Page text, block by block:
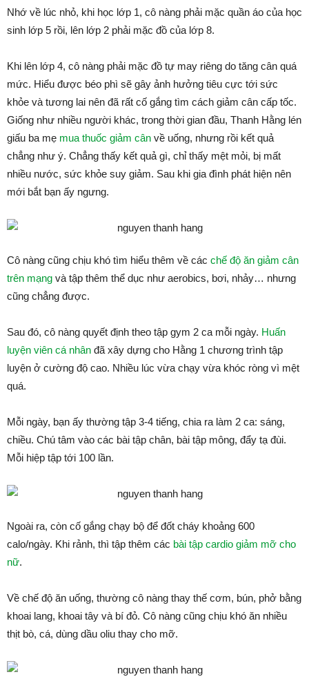
Nhớ về lúc nhỏ, khi học lớp 1, cô nàng phải mặc quần áo của học
sinh lớp 5 rồi, lên lớp 2 phải mặc đồ của lớp 8.
Khi lên lớp 4, cô nàng phải mặc đồ tự may riêng do tăng cân quá
mức. Hiểu được béo phì sẽ gây ảnh hưởng tiêu cực tới sức
khỏe và tương lai nên đã rất cố gắng tìm cách giảm cân cấp tốc.
Giống như nhiều người khác, trong thời gian đầu, Thanh Hằng lén
giấu ba mẹ mua thuốc giảm cân về uống, nhưng rồi kết quả
chẳng như ý. Chẳng thấy kết quả gì, chỉ thấy mệt mỏi, bị mất
nhiều nước, sức khỏe suy giảm. Sau khi gia đình phát hiện nên
mới bắt bạn ấy ngưng.
Cô nàng cũng chịu khó tìm hiểu thêm về các chế độ ăn giảm cân
trên mạng và tập thêm thể dục như aerobics, bơi, nhảy… nhưng
cũng chẳng được.
Sau đó, cô nàng quyết định theo tập gym 2 ca mỗi ngày. Huấn
luyện viên cá nhân đã xây dựng cho Hằng 1 chương trình tập
luyện ở cường độ cao. Nhiều lúc vừa chạy vừa khóc ròng vì mệt
quá.
Mỗi ngày, bạn ấy thường tập 3-4 tiếng, chia ra làm 2 ca: sáng,
chiều. Chú tâm vào các bài tập chân, bài tập mông, đẩy tạ đùi.
Mỗi hiệp tập tới 100 lần.
Ngoài ra, còn cố gắng chạy bộ để đốt cháy khoảng 600
calo/ngày. Khi rảnh, thì tập thêm các bài tập cardio giảm mỡ cho
nữ.
Về chế độ ăn uống, thường cô nàng thay thế cơm, bún, phở bằng
khoai lang, khoai tây và bí đỏ. Cô nàng cũng chịu khó ăn nhiều
thịt bò, cá, dùng dầu oliu thay cho mỡ.